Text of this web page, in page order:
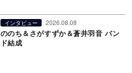
インタビュー 2026.08.08
ののち＆さがすずか＆蒼井羽音 バン
ド結成